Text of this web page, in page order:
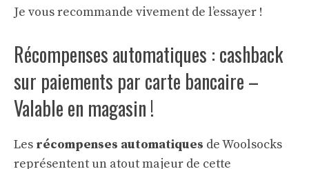
Je vous recommande vivement de l’essayer !
Récompenses automatiques : cashback
sur paiements par carte bancaire –
Valable en magasin !
Les récompenses automatiques de Woolsocks
représentent un atout majeur de cette